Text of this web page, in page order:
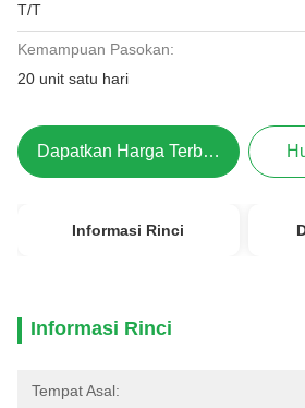
T/T
Kemampuan Pasokan:
20 unit satu hari
Dapatkan Harga Terbaik
Informasi Rinci
Informasi Rinci
Tempat Asal: